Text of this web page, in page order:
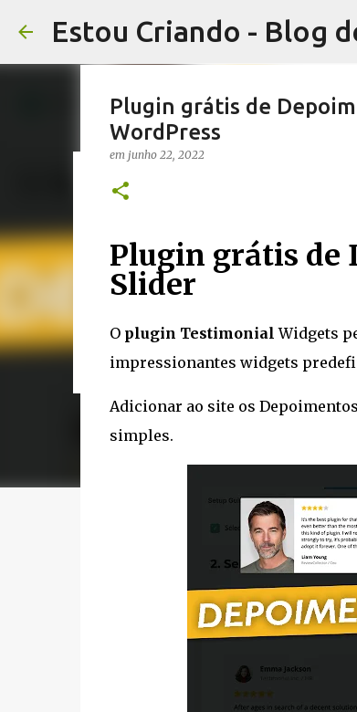
Estou Criando - Blog
WooCommerce
emoutubro 30, 2022 WORDPRESS
0
Plugin grátis de
WordPress
em junho 22, 2022
Plugin grátis de
Slider
O plugin TestimonialWidgets
impressionantes widgets
Adicionar ao site os
simples.